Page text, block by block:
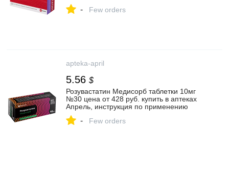
- Few orders
apteka-april
5.56 $
Розувастатин Медисорб таблетки 10мг
№30 цена от 428 руб. купить в аптеках
Апрель, инструкция по применению
- Few orders